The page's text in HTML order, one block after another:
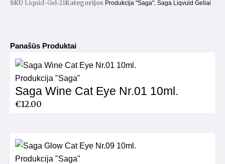
SKU Liquid-Gel-21Kategorijos Produkcija "Saga", Saga Liqvuid Geliai
Panašūs Produktai
Produkcija "Saga"
Saga Wine Cat Eye Nr.01 10ml.
€12.00
Produkcija "Saga"